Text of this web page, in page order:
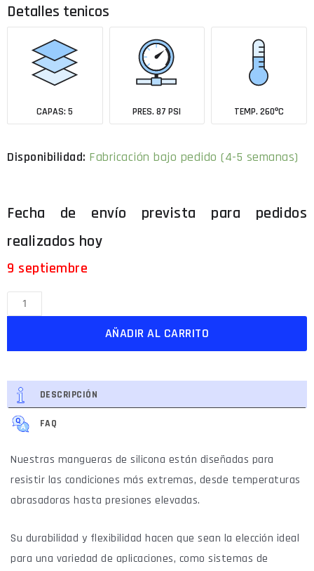
Detalles tenicos
CAPAS: 5 PRES. 87 PSI TEMP. 260ºC
Fabricación bajo pedido (4-5 semanas)
9 septiembre
AÑADIR AL CARRITO
DESCRIPCIÓN
FAQ
Nuestras mangueras de silicona están diseñadas para
resistir las condiciones más extremas, desde temperaturas
abrasadoras hasta presiones elevadas.
Su durabilidad y flexibilidad hacen que sean la elección ideal
para una variedad de aplicaciones, como sistemas de